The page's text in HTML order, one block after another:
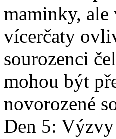
maminky, ale
vícerčaty
sourozenci
mohou být
novorozené
Den 5: Výzvy